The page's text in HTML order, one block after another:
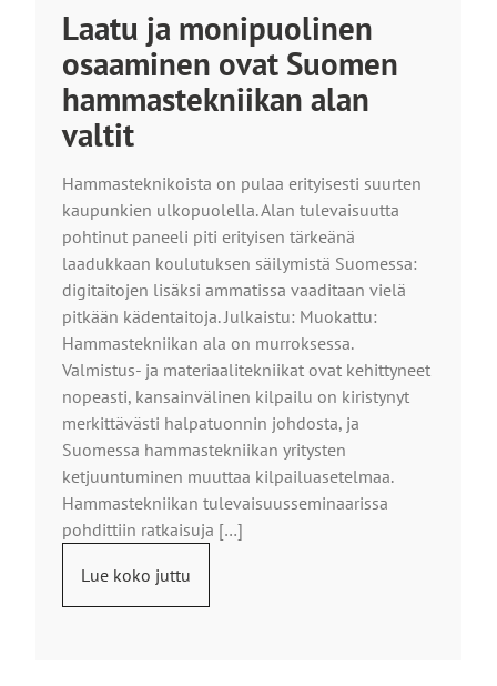
Laatu ja monipuolinen
osaaminen ovat Suomen
hammastekniikan alan
valtit
Hammasteknikoista on pulaa erityisesti suurten
kaupunkien ulkopuolella. Alan tulevaisuutta
pohtinut paneeli piti erityisen tärkeänä
laadukkaan koulutuksen säilymistä Suomessa:
digitaitojen lisäksi ammatissa vaaditaan vielä
pitkään kädentaitoja. Julkaistu: Muokattu:
Hammastekniikan ala on murroksessa.
Valmistus- ja materiaalitekniikat ovat kehittyneet
nopeasti, kansainvälinen kilpailu on kiristynyt
merkittävästi halpatuonnin johdosta, ja
Suomessa hammastekniikan yritysten
ketjuuntuminen muuttaa kilpailuasetelmaa.
Hammastekniikan tulevaisuusseminaarissa
pohdittiin ratkaisuja […]
Lue koko juttu